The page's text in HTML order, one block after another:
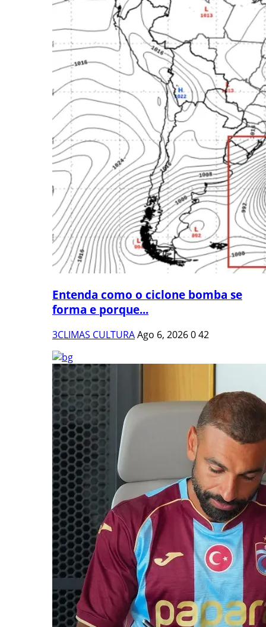
Entenda como o ciclone bomba se
forma e porque...
3CLIMAS CULTURAAgo 6, 2026042